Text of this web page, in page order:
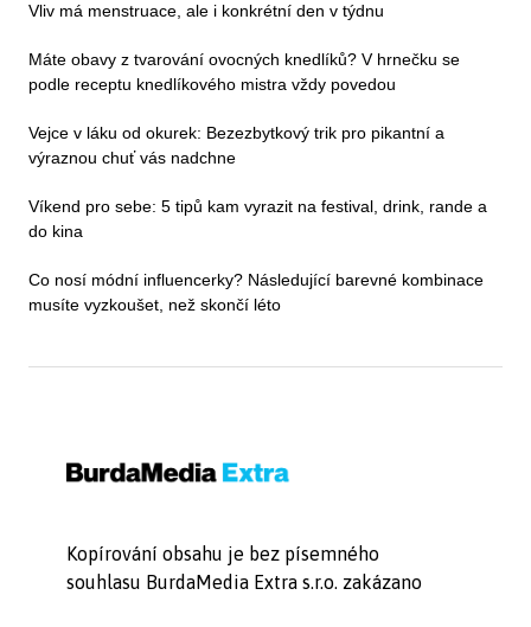
Vliv má menstruace, ale i konkrétní den v týdnu
Máte obavy z tvarování ovocných knedlíků? V hrnečku se
podle receptu knedlíkového mistra vždy povedou
Vejce v láku od okurek: Bezezbytkový trik pro pikantní a
výraznou chuť vás nadchne
Víkend pro sebe: 5 tipů kam vyrazit na festival, drink, rande a
do kina
Co nosí módní influencerky? Následující barevné kombinace
musíte vyzkoušet, než skončí léto
Kopírování obsahu je bez písemného
souhlasu BurdaMedia Extra s.r.o. zakázano